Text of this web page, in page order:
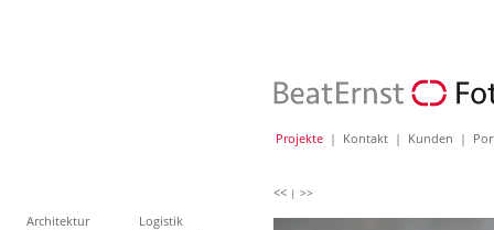
Projekte | Kontakt | Kunden |
Architektur
Logistik
<< | >>